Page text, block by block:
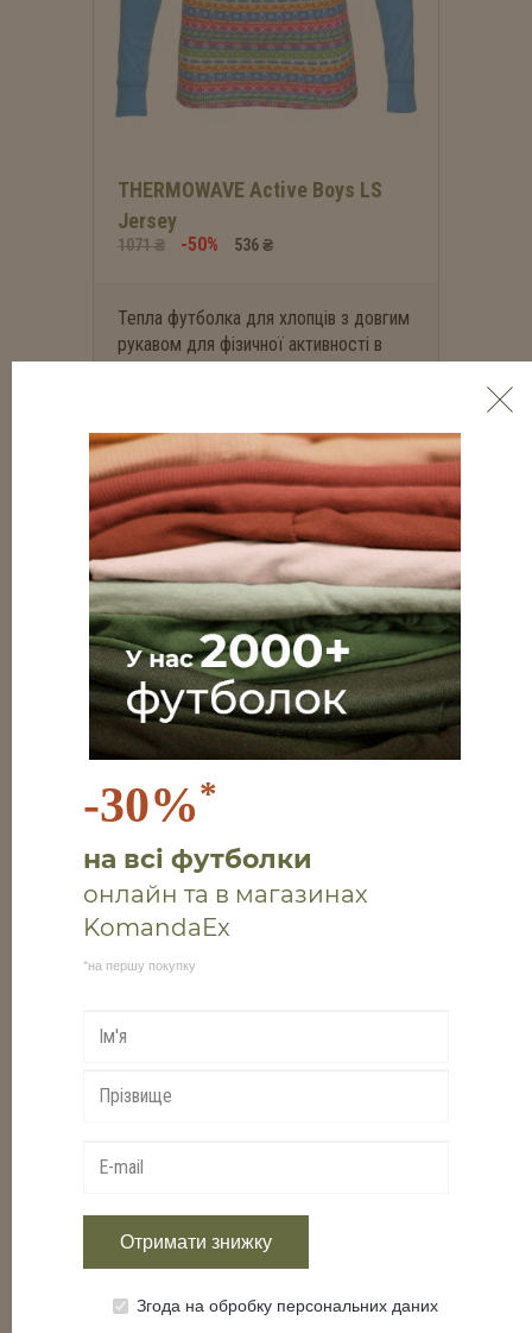
THERMOWAVE Active Boys LS
Jersey
1071 ₴ -50% 536 ₴
Тепла футболка для хлопців з довгим
рукавом для фізичної активності в
КУПИТИ
THERMOWAVE Originals LS
1295 ₴
Жіноча термофутболка з довгими
антибактеріальним покриттям.
КУПИТИ
-30%*
на всі футболки
онлайн та в магазинах
KomandaEx
*на першу покупку
Отримати знижку
Згода на обробку персональних даних